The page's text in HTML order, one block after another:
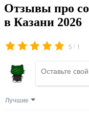
Отзывы про
в Казани 2026
5 / 1
Лучшие